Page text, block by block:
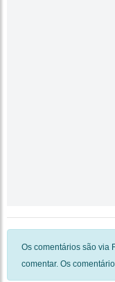
Os comentários são via
comentar. Os